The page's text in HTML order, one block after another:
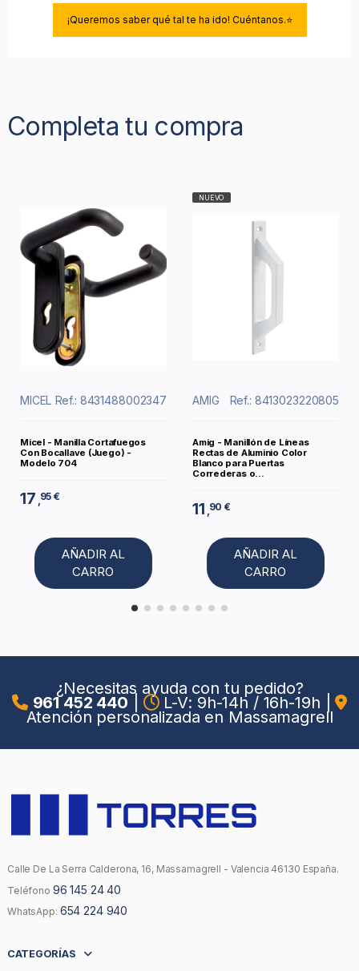
¡Queremos saber qué tal te ha ido! Cuéntanos.⭐
Completa tu compra
MICEL Ref.: 8431488002347
Micel - Manilla Cortafuegos
Con Bocallave (Juego) -
Modelo 704
17 ,95 €
AÑADIR AL
CARRO
NUEVO
AMIG Ref.: 8413023220805
Amig - Manillón de Líneas
Rectas de Aluminio Color
Blanco para Puertas
Correderas o...
11 ,90 €
AÑADIR AL
CARRO
¿Necesitas ayuda con tu pedido?
961 452 440 L-V: 9h-14h / 16h-19h
Atención personalizada en Massamagrell
Calle De La Serra Calderona, 16, Massamagrell - Valencia 46130 España.
Teléfono 96 145 24 40
WhatsApp: 654 224 940
CATEGORÍAS